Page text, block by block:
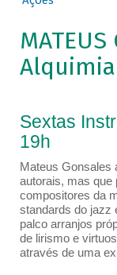
MATEUS
Alquimia
Sextas
19h
Mateus Gonsales
autorais, mas que
compositores da
standards do jazz
palco arranjos
de lirismo e
através de uma